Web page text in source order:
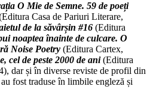
O Mie de Semne. 59 de poeți
Casa de Pariuri Literare,
de la săvârșin #16 (Editura
noaptea înainte de culcare. O
Noise Poetry (Editura Cartex,
cel de peste 2000 de ani(Editura
dar și în diverse reviste de profil din
fost traduse în limbile engleză și